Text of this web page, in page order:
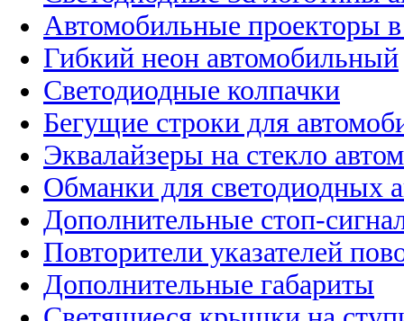
Автомобильные проекторы
Гибкий неон автомобильный
Светодиодные колпачки
Бегущие строки для
Эквалайзеры на стекло
Обманки для светодиодных
Дополнительные стоп-
Повторители указателей
Дополнительные габариты